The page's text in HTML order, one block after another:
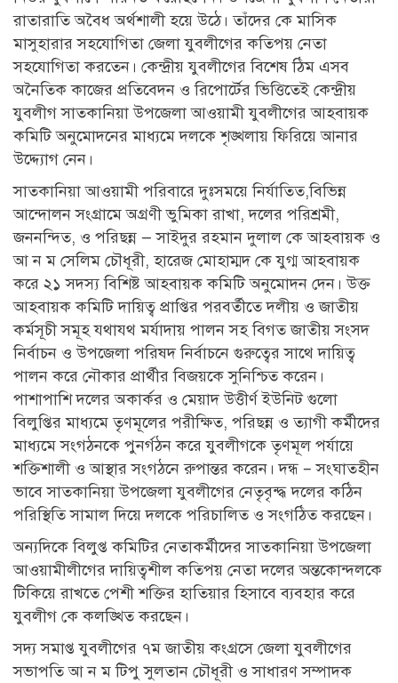
রাতারাতি অবৈধ অর্থশালী হয়ে উঠে। তাঁদের কে মাসিক
মাসুহারার সহযোগিতা জেলা যুবলীগের কতিপয় নেতা
সহযোগিতা করতেন। কেন্দ্রীয় যুবলীগের বিশেষ ঠিম এসব
অনৈতিক কাজের প্রতিবেদন ও রিপোর্টের ভিত্তিতেই কেন্দ্রীয়
যুবলীগ সাতকানিয়া উপজেলা আওয়ামী যুবলীগের আহবায়ক
কমিটি অনুমোদনের মাধ্যমে দলকে শৃঙ্খলায় ফিরিয়ে আনার
উদ্দ্যোগ নেন।
সাতকানিয়া আওয়ামী পরিবারে দুঃসময়ে নির্যাতিত,বিভিন্ন
আন্দোলন সংগ্রামে অগ্রণী ভুমিকা রাখা, দলের পরিশ্রমী,
জননন্দিত, ও পরিছন্ন — সাইদুর রহমান দুলাল কে আহবায়ক ও
আ ন ম সেলিম চৌধূরী, হারেজ মোহাম্মদ কে যুগ্ম আহবায়ক
করে ২১ সদস্য বিশিষ্ট আহবায়ক কমিটি অনুমোদন দেন। উক্ত
আহবায়ক কমিটি দায়িত্ব প্রাপ্তির পরবর্তীতে দলীয় ও জাতীয়
কর্মসূচী সমূহ যথাযথ মর্যাদায় পালন সহ বিগত জাতীয় সংসদ
নির্বাচন ও উপজেলা পরিষদ নির্বাচনে গুরুত্বের সাথে দায়িত্ব
পালন করে নৌকার প্রার্থীর বিজয়কে সুনিশ্চিত করেন।
পাশাপাশি দলের অকার্কর ও মেয়াদ উত্তীর্ণ ইউনিট গুলো
বিলুপ্তির মাধ্যমে তৃণমূলের পরীক্ষিত, পরিছন্ন ও ত্যাগী কর্মীদের
মাধ্যমে সংগঠনকে পুনর্গঠন করে যুবলীগকে তৃণমূল পর্যায়ে
শক্তিশালী ও আস্থার সংগঠনে রুপান্তর করেন। দন্ধ – সংঘাতহীন
ভাবে সাতকানিয়া উপজেলা যুবলীগের নেতৃবৃন্দ্ধ দলের কঠিন
পরিস্থিতি সামাল দিয়ে দলকে পরিচালিত ও সংগঠিত করছেন।
অন্যদিকে বিলুপ্ত কমিটির নেতাকর্মীদের সাতকানিয়া উপজেলা
আওয়ামীলীগের দায়িত্বশীল কতিপয় নেতা দলের অন্তকোন্দলকে
টিকিয়ে রাখতে পেশী শক্তির হাতিয়ার হিসাবে ব্যবহার করে
যুবলীগ কে কলঙ্খিত করছেন।
সদ্য সমাপ্ত যুবলীগের ৭ম জাতীয় কংগ্রসে জেলা যুবলীগের
সভাপতি আ ন ম টিপু সুলতান চৌধূরী ও সাধারণ সম্পাদক